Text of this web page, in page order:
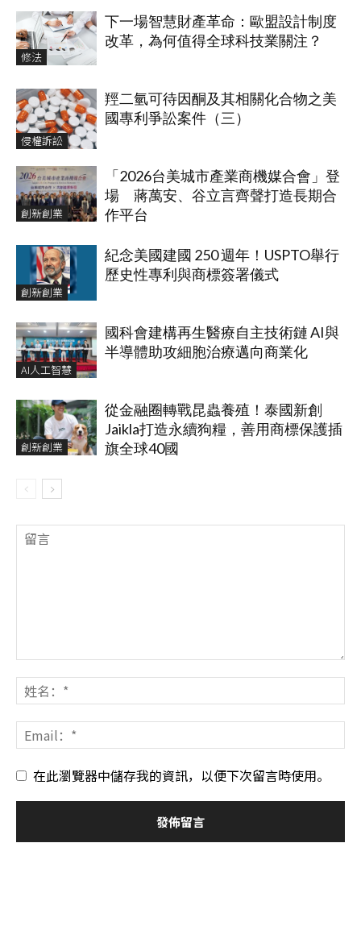
修法
下一場智慧財產革命：歐盟設計制度
改革，為何值得全球科技業關注？
侵權訴訟
羥二氫可待因酮及其相關化合物之美
國專利爭訟案件（三）
創新創業
「2026台美城市產業商機媒合會」登
場 蔣萬安、谷立言齊聲打造長期合
作平台
創新創業
紀念美國建國 250 週年！USPTO舉行
歷史性專利與商標簽署儀式
AI人工智慧
國科會建構再生醫療自主技術鏈 AI與
半導體助攻細胞治療邁向商業化
創新創業
從金融圈轉戰昆蟲養殖！泰國新創
Jaikla打造永續狗糧，善用商標保護插
旗全球40國
在此瀏覽器中儲存我的資訊，以便下次留言時使用。